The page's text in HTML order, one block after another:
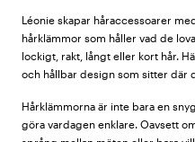
Léonie skapar håraccessoarer
hårklämmor som håller vad de
lockigt, rakt, långt eller kort hår.
och hållbar design som sitter där
Hårklämmorna är inte bara en
göra vardagen enklare. Oavsett